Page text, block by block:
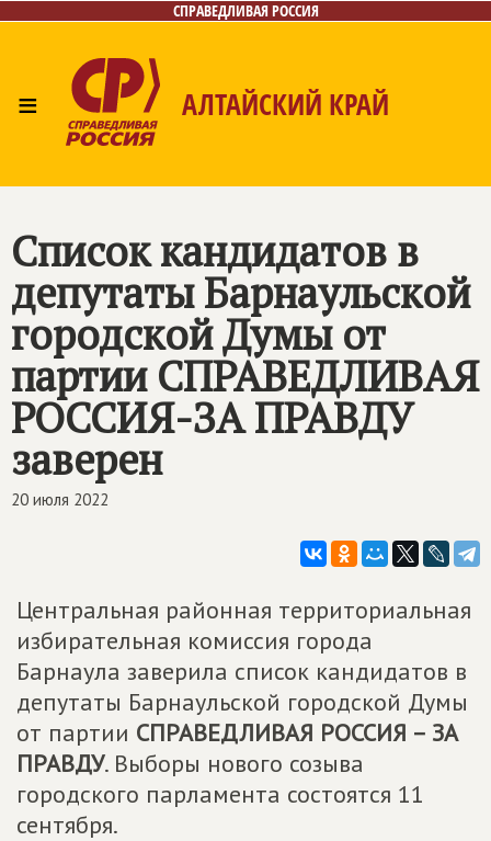
СПРАВЕДЛИВАЯ РОССИЯ
≡ АЛТАЙСКИЙ КРАЙ
Список кандидатов в
депутаты Барнаульской
городской Думы от
партии СПРАВЕДЛИВАЯ
РОССИЯ-ЗА ПРАВДУ
заверен
20 июля 2022
Центральная районная территориальная
избирательная комиссия города
Барнаула заверила список кандидатов в
депутаты Барнаульской городской Думы
от партии СПРАВЕДЛИВАЯ РОССИЯ – ЗА
ПРАВДУ. Выборы нового созыва
городского парламента состоятся 11
сентября.